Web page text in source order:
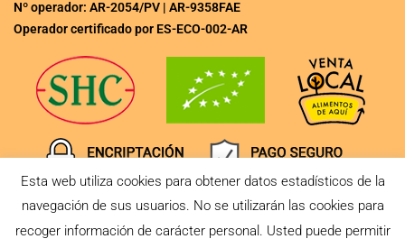
Nº operador: AR-2054/PV | AR-9358FAE
Operador certificado por ES-ECO-002-AR
Esta web utiliza cookies para obtener datos estadísticos de la
navegación de sus usuarios. No se utilizarán las cookies para
recoger información de carácter personal. Usted puede permitir